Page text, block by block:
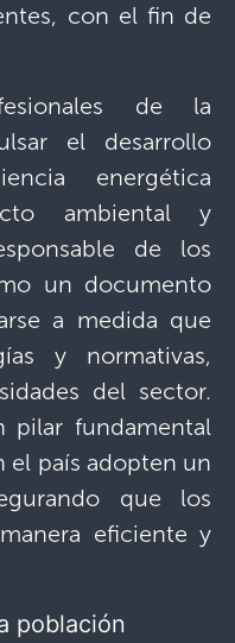
con el fin de
de la
el desarrollo
energética
ambiental y
de los
un documento
a medida que
y normativas,
del sector.
pilar fundamental
el país adopten un
que los
eficiente y
población